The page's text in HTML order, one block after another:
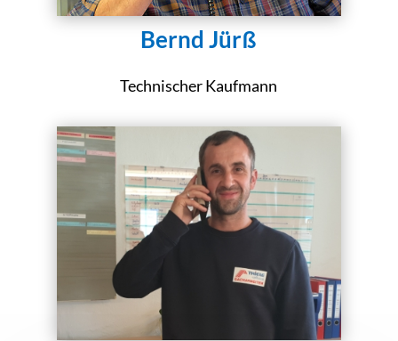
Bernd Jürß
Technischer Kaufmann